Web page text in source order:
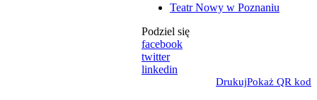
Teatr Nowy w Poznaniu
Podziel się
facebook
twitter
linkedin
DrukujPokaż QR kod